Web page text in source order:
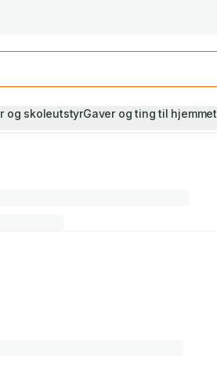
og skoleutstyrGaver og ting til hjemmet